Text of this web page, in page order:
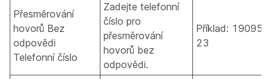
Přesměrování
hovorů Bez
odpovědi
Telefonní číslo
Zadejte telefonní
číslo pro
přesměrování
hovorů bez
odpovědi.
Příklad:
23